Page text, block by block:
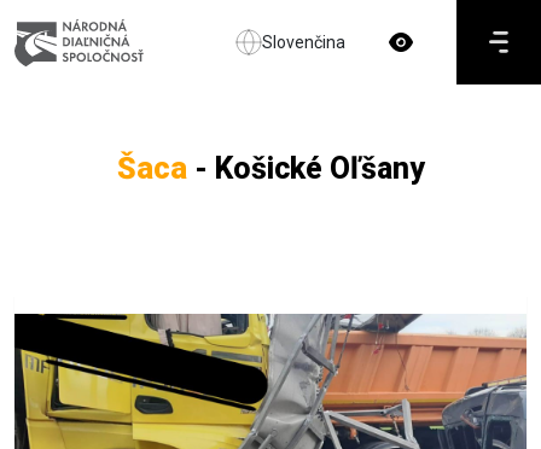
Slovenčina
Šaca- Košické Oľšany